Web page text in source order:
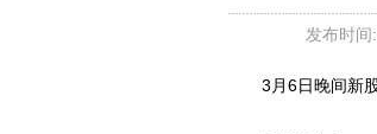
发布时
3月6日晚间新股